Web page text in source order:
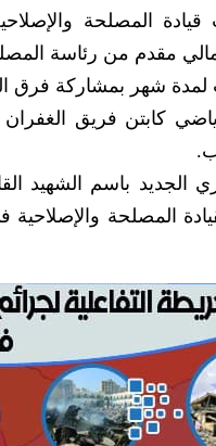
قيادة المصلحة
مقدم من رئاسة
شهر بمشاركة فرق
كابتن فريق الغفران
الجديد باسم الشهيد
المصلحة